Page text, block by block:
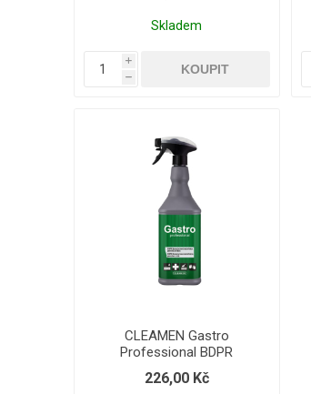
Skladem
i
h
CLEAMEN Gastro
Professional BDPR
Bezoplachová dezinfekce
povrchů a rukou
226,00 Kč